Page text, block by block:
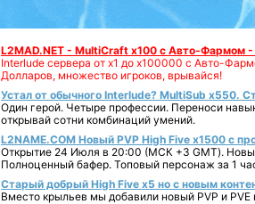
L2MAD.NET - MultiCraft x100 с Авто-Фармом
Interlude сервера от х1 до х100000 с Авто-
Долларов, множество игроков, врывайся!
Устал от обычного Interlude? MultiSub x550.
Один герой. Четыре профессии. Переноси
открывай сотни комбинаций умений.
L2NAME.COM Новый PVP High Five x1500 с
Открытие 24 Июля в 20:00 (МСК +3 GMT).
Полноценный бафер. Топовый персонаж за 1
Старый добрый High Five x5 но с новым
Вместо крыльев мы добавили новый PVP и PVE